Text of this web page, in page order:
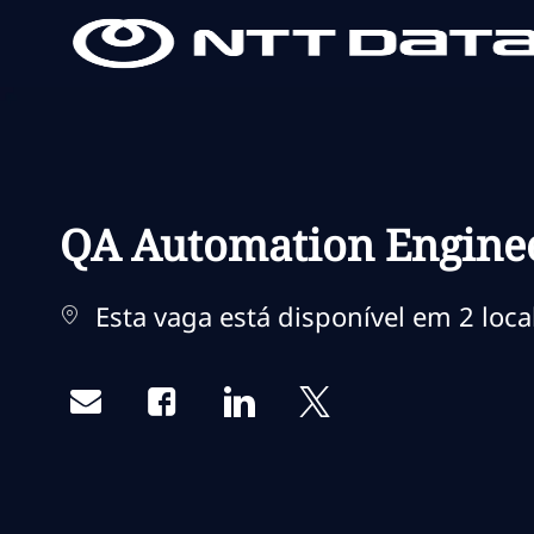
QA Automation
Esta vaga está disponível em 2
Share via emailShare via Facebook
Share via LinkedIn
Share via twitter